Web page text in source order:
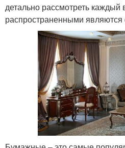
детально рассмотреть
распространенными